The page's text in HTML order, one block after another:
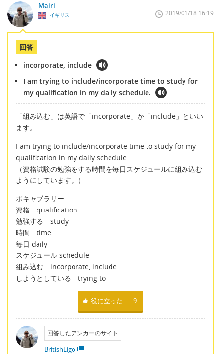
Mairi
イギリス 2019/01/18 16:19
回答
incorporate, include
I am trying to include/incorporate time to study for
my qualification in my daily schedule.
「組み込む」は英語で「incorporate」か「include」といい
ます。
I am trying to include/incorporate time to study for my
qualification in my daily schedule.
（資格試験の勉強をする時間を毎日スケジュールに組み込む
ようにしています。）
ボキャブラリー
資格 qualification
勉強する study
時間 time
毎日 daily
スケジュール schedule
組み込む incorporate, include
しようとしている trying to
役に立った 9
回答したアンカーのサイト
BritishEigo